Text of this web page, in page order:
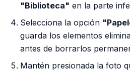
"Biblioteca" en la parte
Selecciona la opción
guarda los elementos
antes de borrarlos
Mantén presionada la foto